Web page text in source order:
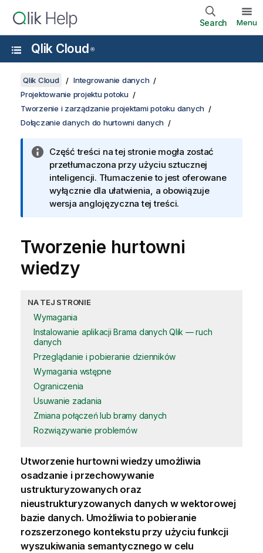
Search Menu
Qlik Cloud ®
Qlik Cloud
Integrowanie danych
Projektowanie projektu potoku
Tworzenie i zarządzanie projektami potoku danych
Dołączanie danych do hurtowni danych
Część treści na tej stronie mogła zostać
przetłumaczona przy użyciu sztucznej
inteligencji. Tłumaczenie to jest oferowane
wyłącznie dla ułatwienia, a obowiązuje
wersja anglojęzyczna tej treści.
Tworzenie hurtowni
wiedzy
NA TEJ STRONIE
Wymagania
Instalowanie aplikacji Brama danych Qlik — ruch
danych
Przeglądanie i pobieranie dzienników
Wymagania wstępne
Ograniczenia
Usuwanie zadania
Zmiana połączeń lub bramy danych
Rozwiązywanie problemów
Utworzenie hurtowni wiedzy umożliwia
osadzanie i przechowywanie
ustrukturyzowanych oraz
nieustrukturyzowanych danych w wektorowej
bazie danych. Umożliwia to pobieranie
rozszerzonego kontekstu przy użyciu funkcji
wyszukiwania semantycznego w celu